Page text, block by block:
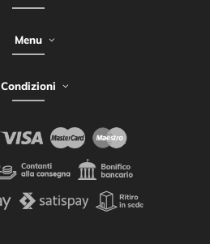
Menu
Condizioni